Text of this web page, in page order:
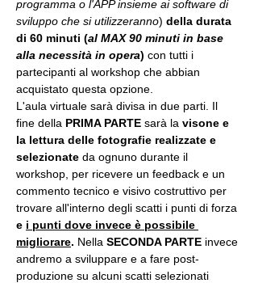
programma o l'APP insieme ai software di
sviluppo che si utilizzeranno) della durata
di 60 minuti (al MAX 90 minuti in base
alla necessità in opera) con tutti i
partecipanti al workshop che abbian
acquistato questa opzione.
L'aula virtuale sarà divisa in due parti. Il
fine della PRIMA PARTE sarà la visone e
la lettura delle fotografie realizzate e
selezionate da ognuno durante il
workshop, per ricevere un feedback e un
commento tecnico e visivo costruttivo per
trovare all'interno degli scatti i punti di forza
e i punti dove invece è possibile
migliorare. Nella SECONDA PARTE invece
andremo a sviluppare e a fare post-
produzione su alcuni scatti selezionati